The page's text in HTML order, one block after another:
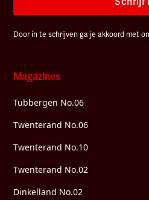
Door in te schrijven ga je akkoord met
Magazines
Tubbergen No.06
Twenterand No.06
Twenterand No.10
Twenterand No.02
Dinkelland No.02